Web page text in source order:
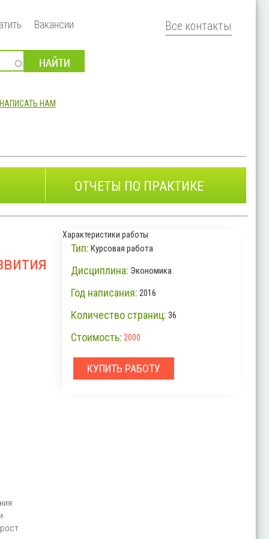
Вакансии
НАПИСАТЬ НАМ
Все контакты
ОТЧЕТЫ ПО ПРАКТИКЕ
Характеристики работы
Тип: Курсовая работа
Дисциплина: Экономика
Год написания: 2016
Количество страниц: 36
Стоимость: 2000
КУПИТЬ РАБОТУ